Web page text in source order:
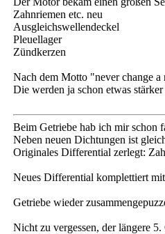
Zahnriemen etc. neu
Ausgleichswellendeckel
Pleuellager
Zündkerzen
Nach dem Motto "never change
Die werden ja schon etwas
Beim Getriebe hab ich mir schon
Neben neuen Dichtungen ist
Originales Differential zerlegt:
Neues Differential komplettiert
Getriebe wieder
Nicht zu vergessen, der längere